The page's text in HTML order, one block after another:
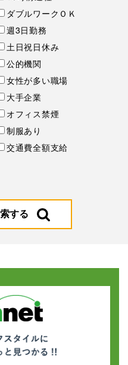
ダブルワークＯＫ
週3日勤務
土日祝日休み
公的機関
女性が多い職場
大手企業
オフィス禁煙
制服あり
交通費全額支給
する